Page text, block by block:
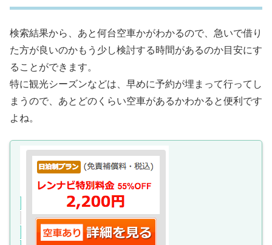
検索結果から、あと何台空車かがわかるので、急いで借り
た方が良いのかもう少し検討する時間があるのか目安にす
ることができます。
特に観光シーズンなどは、早めに予約が埋まって行ってし
まうので、あとどのくらい空車があるかわかると便利です
よね。